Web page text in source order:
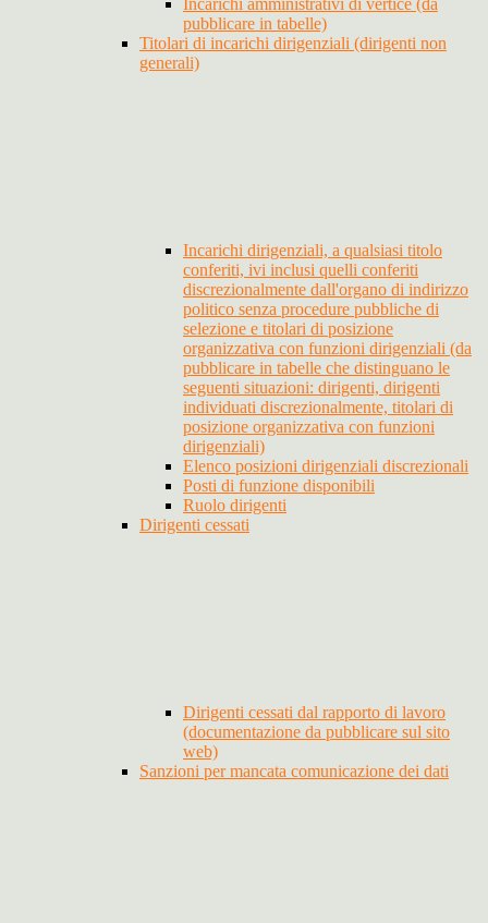
Incarichi amministrativi di vertice (da
pubblicare in tabelle)
Titolari di incarichi dirigenziali (dirigenti non
generali)
Incarichi dirigenziali, a qualsiasi titolo
conferiti, ivi inclusi quelli conferiti
discrezionalmente dall'organo di indirizzo
politico senza procedure pubbliche di
selezione e titolari di posizione
organizzativa con funzioni dirigenziali (da
pubblicare in tabelle che distinguano le
seguenti situazioni: dirigenti, dirigenti
individuati discrezionalmente, titolari di
posizione organizzativa con funzioni
dirigenziali)
Elenco posizioni dirigenziali discrezionali
Posti di funzione disponibili
Ruolo dirigenti
Dirigenti cessati
Dirigenti cessati dal rapporto di lavoro
(documentazione da pubblicare sul sito
web)
Sanzioni per mancata comunicazione dei dati